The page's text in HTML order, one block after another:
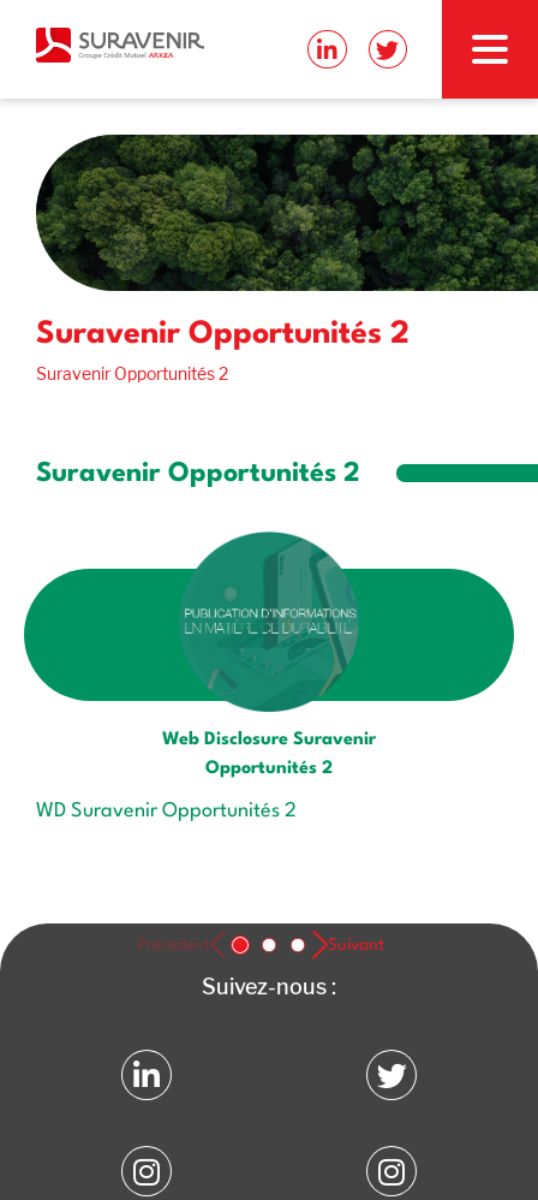
Suravenir Opportunités 2
Suravenir Opportunités 2
Suravenir Opportunités 2
Web Disclosure Suravenir
Opportunités 2
WD Suravenir Opportunités 2
Précédent Suivant
Suivez-nous :